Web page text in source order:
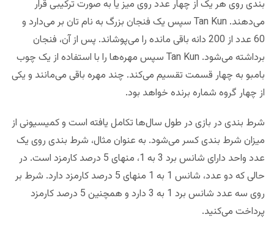
بندی روی هر یک از چهار عدد روی میز یا به صورت ترکیبی قرار
می‌دهند. Tan Kun سپس یک فنجان بزرگ به نام تان بر می‌دارد و
60 عدد از 200 دانه باقی مانده را می‌پوشاند. پس از آن، فنجان
برداشته می‌شود. Tan Kun سپس مهره‌ها را با استفاده از یک چوب
بامبو به چهار قسمت تقسیم می‌کند. چند مهره باقی می‌مانند و یکی
از چهار گروه شماره برنده خواهد بود.
شرط بندی در بازی در طول سال‌ها تکامل یافته است و کمیسیونی از
میزان شرط بندی کسر می‌شود. به عنوان مثال، شرط بندی روی یک
عدد واحد دارای شانس برد 3 به 1، منهای 5 درصد کارمزد است. در
حالی که دو عدد، شانس 1 به 1 منهای 5 درصد کارمزد دارد. شرط بر
روی سه عدد شانس برد 1 به 3 دارد و همچنین 5 درصد کارمزد
پرداخت می‌کنید.